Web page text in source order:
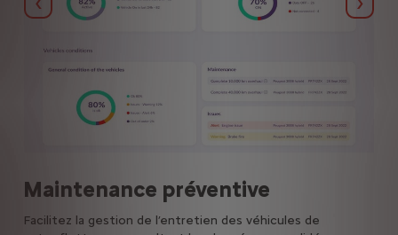
Précédent
Maintenance préventive
Facilitez la gestion de l’entretien des véhicules de